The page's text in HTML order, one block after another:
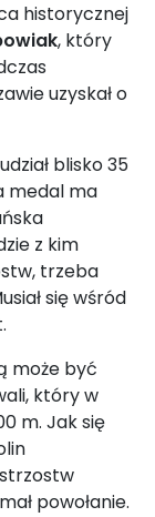
historycznej
, który
uzyskał o
blisko 35
medal ma
z kim
trzeba
się wśród
może być
który w
m. Jak się
powołanie.